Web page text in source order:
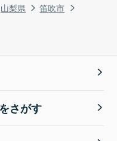
山梨県
笛吹市
さがす